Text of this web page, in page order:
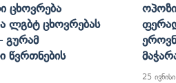
Ცხოვრება
Ლგბტ Ცხოვრებას
Გურამ
Წვრთნების
25